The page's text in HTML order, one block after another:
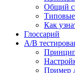
Общий
Типовые
Как
Глоссарий
A/B
Пример